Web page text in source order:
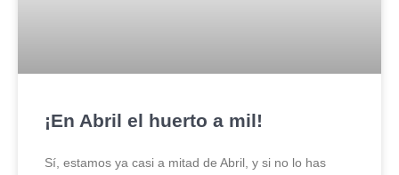
¡En Abril el huerto a mil!
Sí, estamos ya casi a mitad de Abril, y si no lo has